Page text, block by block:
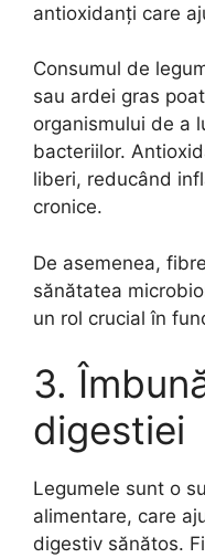
antioxidanți care
Consumul de
sau ardei gras
organismului de a
bacteriilor.
liberi, reducând
cronice.
De asemenea,
sănătatea
un rol crucial în
3.
digestiei
Legumele sunt o
alimentare, care
digestiv sănătos.